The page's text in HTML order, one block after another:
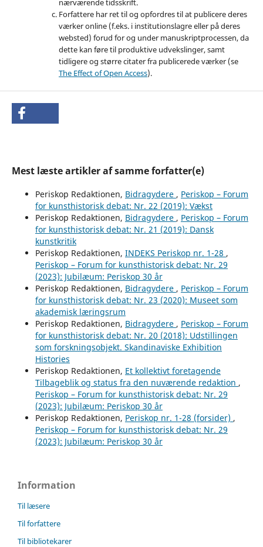
nærværende tidsskrift.
Forfattere har ret til og opfordres til at publicere deres
værker online (f.eks. i institutionslagre eller på deres
websted) forud for og under manuskriptprocessen, da
dette kan føre til produktive udvekslinger, samt
tidligere og større citater fra publicerede værker (se
The Effect of Open Access).
Mest læste artikler af samme forfatter(e)
Periskop Redaktionen, Bidragydere , Periskop – Forum
for kunsthistorisk debat: Nr. 22 (2019): Vækst
Periskop Redaktionen, Bidragydere , Periskop – Forum
for kunsthistorisk debat: Nr. 21 (2019): Dansk
kunstkritik
Periskop Redaktionen, INDEKS Periskop nr. 1-28 ,
Periskop – Forum for kunsthistorisk debat: Nr. 29
(2023): Jubilæum: Periskop 30 år
Periskop Redaktionen, Bidragydere , Periskop – Forum
for kunsthistorisk debat: Nr. 23 (2020): Museet som
akademisk læringsrum
Periskop Redaktionen, Bidragydere , Periskop – Forum
for kunsthistorisk debat: Nr. 20 (2018): Udstillingen
som forskningsobjekt. Skandinaviske Exhibition
Histories
Periskop Redaktionen, Et kollektivt foretagende
Tilbageblik og status fra den nuværende redaktion ,
Periskop – Forum for kunsthistorisk debat: Nr. 29
(2023): Jubilæum: Periskop 30 år
Periskop Redaktionen, Periskop nr. 1-28 (forsider) ,
Periskop – Forum for kunsthistorisk debat: Nr. 29
(2023): Jubilæum: Periskop 30 år
Information
Til læsere
Til forfattere
Til bibliotekarer